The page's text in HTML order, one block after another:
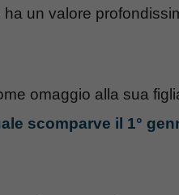
ha un valore
omaggio alla sua
scomparve il 1°